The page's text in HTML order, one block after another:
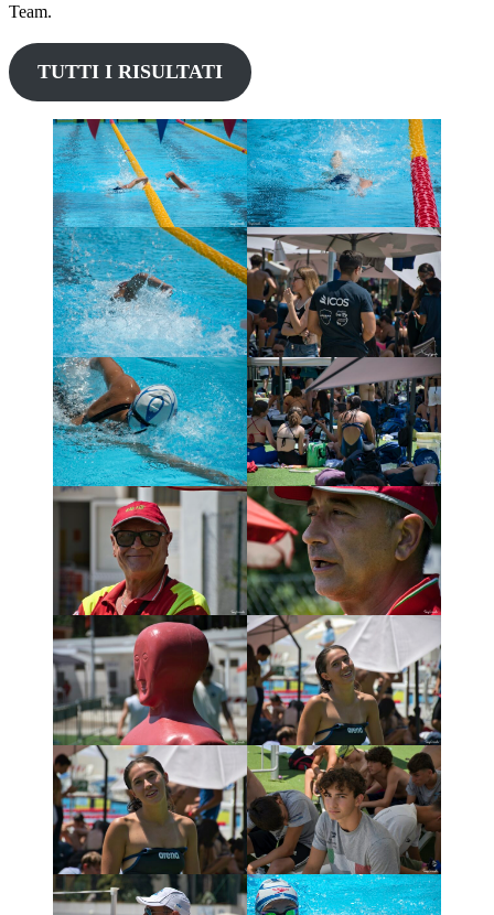
Team.
TUTTI I RISULTATI